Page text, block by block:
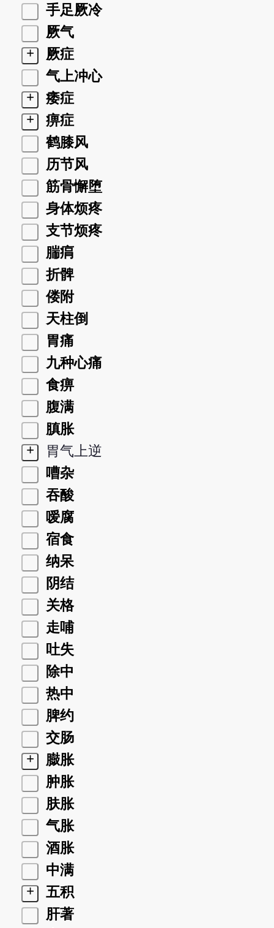
手足厥冷
厥气
+
厥症
气上冲心
+
痿症
+
痹症
鹤膝风
历节风
筋骨懈堕
身体烦疼
支节烦疼
腨㾓
折髀
偻附
天柱倒
胃痛
九种心痛
食痹
腹满
䐜胀
+
胃气上逆
嘈杂
吞酸
嗳腐
宿食
纳呆
阴结
关格
走哺
吐失
除中
热中
脾约
交肠
+
臌胀
肿胀
肤胀
气胀
酒胀
中满
+
五积
肝著